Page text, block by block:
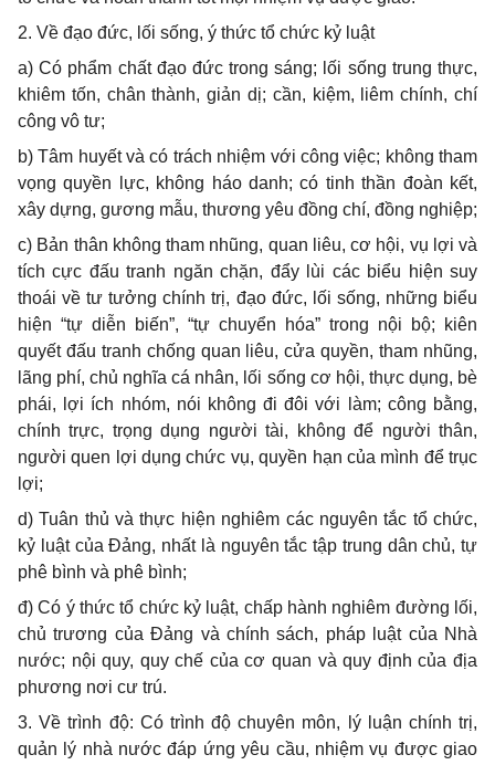
2. Về đạo đức, lối sống, ý thức tổ chức kỷ luật
a) Có phẩm chất đạo đức trong sáng; lối sống trung thực,
khiêm tốn, chân thành, giản dị; cần, kiệm, liêm chính, chí
công vô tư;
b) Tâm huyết và có trách nhiệm với công việc; không tham
vọng quyền lực, không háo danh; có tinh thần đoàn kết,
xây dựng, gương mẫu, thương yêu đồng chí, đồng nghiệp;
c) Bản thân không tham nhũng, quan liêu, cơ hội, vụ lợi và
tích cực đấu tranh ngăn chặn, đẩy lùi các biểu hiện suy
thoái về tư tưởng chính trị, đạo đức, lối sống, những biểu
hiện “tự diễn biến”, “tự chuyển hóa” trong nội bộ; kiên
quyết đấu tranh chống quan liêu, cửa quyền, tham nhũng,
lãng phí, chủ nghĩa cá nhân, lối sống cơ hội, thực dụng, bè
phái, lợi ích nhóm, nói không đi đôi với làm; công bằng,
chính trực, trọng dụng người tài, không để người thân,
người quen lợi dụng chức vụ, quyền hạn của mình để trục
lợi;
d) Tuân thủ và thực hiện nghiêm các nguyên tắc tổ chức,
kỷ luật của Đảng, nhất là nguyên tắc tập trung dân chủ, tự
phê bình và phê bình;
đ) Có ý thức tổ chức kỷ luật, chấp hành nghiêm đường lối,
chủ trương của Đảng và chính sách, pháp luật của Nhà
nước; nội quy, quy chế của cơ quan và quy định của địa
phương nơi cư trú.
3. Về trình độ: Có trình độ chuyên môn, lý luận chính trị,
quản lý nhà nước đáp ứng yêu cầu, nhiệm vụ được giao